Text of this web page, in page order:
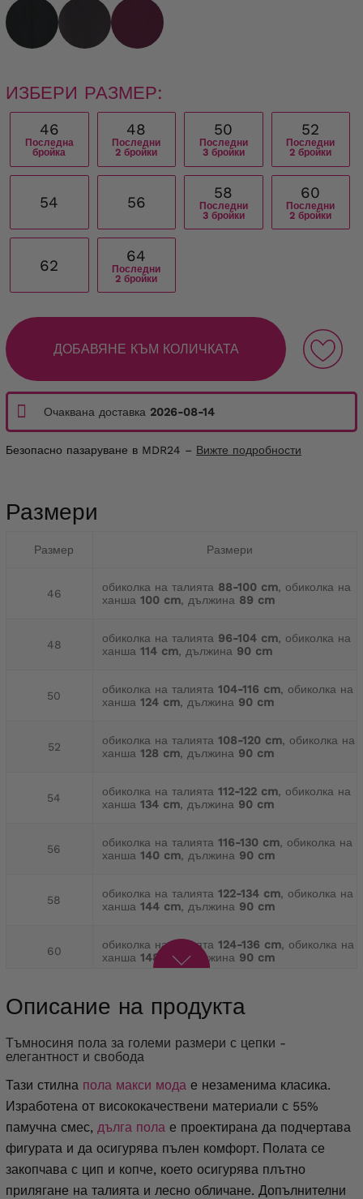
ИЗБЕРИ РАЗМЕР:
46
Последна
бройка
48
Последни
2 бройки
50
Последни
3 бройки
52
Последни
2 бройки
54 56
58
Последни
3 бройки
60
Последни
2 бройки
62
64
Последни
2 бройки
ДОБАВЯНЕ КЪМ КОЛИЧКАТА
Очаквана доставка 2026-08-14
Безопасно пазаруване в MDR24 – Вижте подробности
Размери
Размер Размери
46 обиколка на талията 88-100 cm, обиколка на
ханша 100 cm, дължина 89 cm
48 обиколка на талията 96-104 cm, обиколка на
ханша 114 cm, дължина 90 cm
50 обиколка на талията 104-116 cm, обиколка на
ханша 124 cm, дължина 90 cm
52 обиколка на талията 108-120 cm, обиколка на
ханша 128 cm, дължина 90 cm
54 обиколка на талията 112-122 cm, обиколка на
ханша 134 cm, дължина 90 cm
56 обиколка на талията 116-130 cm, обиколка на
ханша 140 cm, дължина 90 cm
58 обиколка на талията 122-134 cm, обиколка на
ханша 144 cm, дължина 90 cm
60 обиколка на талията 124-136 cm, обиколка на
ханша 148 cm , дължина 90 cm
62
ханша 156 cm, дължина 90 cm
64 обиколка на талията 132-144 cm, обиколка на
ханша 158 cm
Описание на продукта
Тъмносиня пола за големи размери с цепки -
елегантност и свобода
Тази стилна пола макси мода е незаменима класика.
Изработена от висококачествени материали с 55%
памучна смес, дълга пола е проектирана да подчертава
фигурата и да осигурява пълен комфорт. Полата се
закопчава с цип и копче, което осигурява плътно
прилягане на талията и лесно обличане. Допълнителни